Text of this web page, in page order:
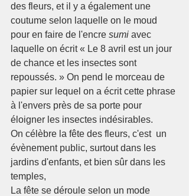
des fleurs, et il y a également une
coutume selon laquelle on le moud
pour en faire de l'encre sumi avec
laquelle on écrit « Le 8 avril est un jour
de chance et les insectes sont
repoussés. » On pend le morceau de
papier sur lequel on a écrit cette phrase
à l'envers près de sa porte pour
éloigner les insectes indésirables.
On célèbre la fête des fleurs, c'est  un
évènement public, surtout dans les
jardins d'enfants, et bien sûr dans les
temples,
La fête se déroule selon un mode